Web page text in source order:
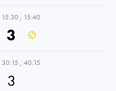
15:30 , 15:40
3
30:15 , 40:15
3